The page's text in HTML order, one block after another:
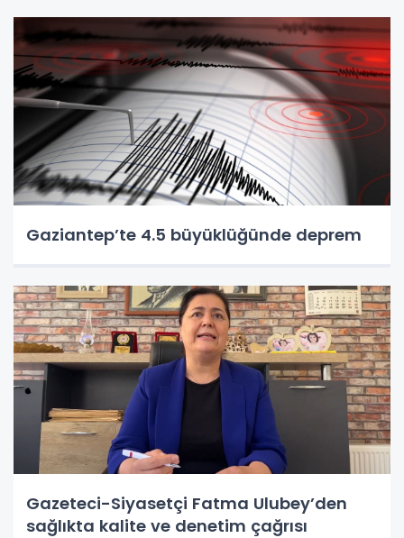
Gaziantep’te 4.5 büyüklüğünde deprem
Gazeteci-Siyasetçi Fatma Ulubey’den
sağlıkta kalite ve denetim çağrısı